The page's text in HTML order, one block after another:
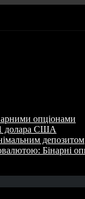
опціонами
1 долара США
депозитом
Бінарні